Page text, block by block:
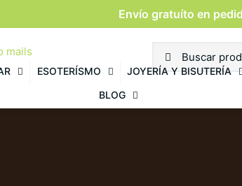
Envío gratuíto en
ESOTERÍSMO JOYERÍA Y BISUTERÍA
BLOG